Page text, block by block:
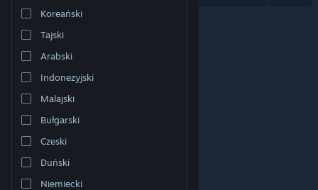
Pobierz aplikację mobilną Steam
Wersja przeglądarkowa
Koreański
Tajski
Arabski
Indonezyjski
Malajski
Bułgarski
Czeski
Duński
Niemiecki